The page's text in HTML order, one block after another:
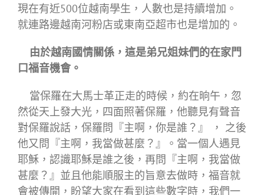
現在有近500位越南學生，人數也是持續增加。
就連路邊越南河粉店或東南亞超市也是增加的。
由於越南國情關係，這是弟兄姐妹們的在家門
口福音機會。
當保羅在大馬士革正走的時候，約在晌午，忽
然從天上發大光，四面照著保羅，他聽見有聲音
對保羅說話，保羅問『主啊，你是誰？』 ， 之後
他又問『主啊，我當做甚麼？』。當一個人遇見
耶穌，認識耶穌是誰之後，再問『主啊，我當做
甚麼？』並且他能順服主的旨意去做時，福音就
會被傳開，盼望大家在看到這些數字時，我們一